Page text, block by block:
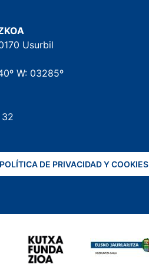
Usurbil
W: 03285º
POLÍTICA DE PRIVACIDAD Y COOKIES